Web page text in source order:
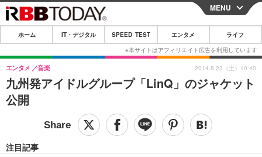
CLOSE
ホーム
IT・デジタル
IT・デジタルTOP スマートフォン
ショッピング その他
SPEED TEST
エンタメTOP 映画・ドラマ
MENU
ホーム IT・デジタル SPEED TEST エンタメ ライフ
九州発アイドルグループ「LinQ」のジャケット
公開
エンタメ 音楽
注目記事
2014.8.23（土）10:40